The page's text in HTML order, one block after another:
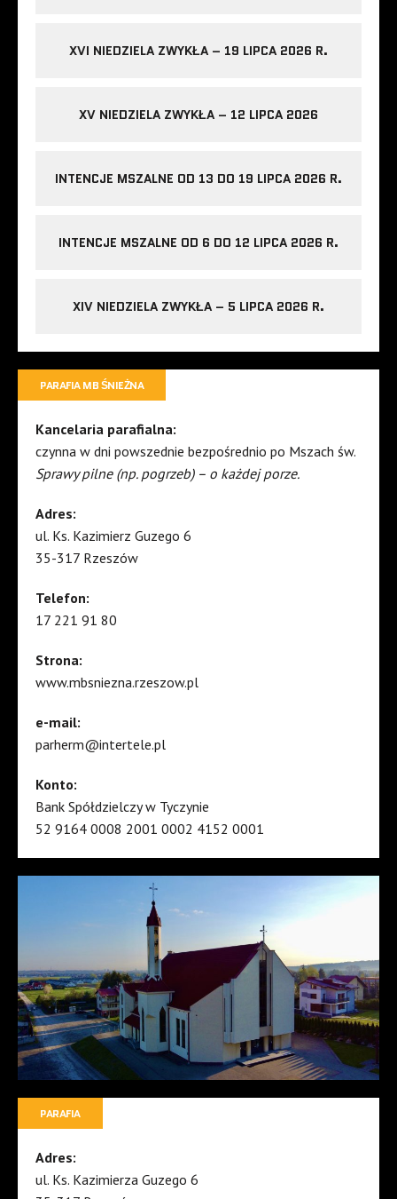
XVI NIEDZIELA ZWYKŁA – 19 LIPCA 2026 R.
XV NIEDZIELA ZWYKŁA – 12 LIPCA 2026
INTENCJE MSZALNE OD 13 DO 19 LIPCA 2026 R.
INTENCJE MSZALNE OD 6 DO 12 LIPCA 2026 R.
XIV NIEDZIELA ZWYKŁA – 5 LIPCA 2026 R.
PARAFIA MB ŚNIEŻNA
Kancelaria parafialna:
czynna w dni powszednie bezpośrednio po Mszach św.
Sprawy pilne (np. pogrzeb) – o każdej porze.
Adres:
ul. Ks. Kazimierz Guzego 6
35-317 Rzeszów
Telefon:
17 221 91 80
Strona:
www.mbsniezna.rzeszow.pl
e-mail:
parherm@intertele.pl
Konto:
Bank Spółdzielczy w Tyczynie
52 9164 0008 2001 0002 4152 0001
PARAFIA
Adres:
ul. Ks. Kazimierza Guzego 6